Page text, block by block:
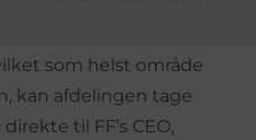
som helst område
kan afdelingen tage
til FF’s CEO,